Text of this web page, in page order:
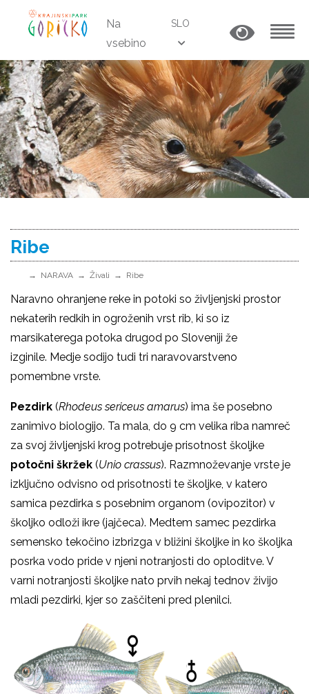
Na
vsebino
SLO
Ribe
NARAVA Živali Ribe
Naravno ohranjene reke in potoki so življenjski prostor
nekaterih redkih in ogroženih vrst rib, ki so iz
marsikaterega potoka drugod po Sloveniji že
izginile. Medje sodijo tudi tri naravovarstveno
pomembne vrste.
Pezdirk (Rhodeus sericeus amarus) ima še posebno
zanimivo biologijo. Ta mala, do 9 cm velika riba namreč
za svoj življenjski krog potrebuje prisotnost školjke
potočni škržek (Unio crassus). Razmnoževanje vrste je
izključno odvisno od prisotnosti te školjke, v katero
samica pezdirka s posebnim organom (ovipozitor) v
školjko odloži ikre (jajčeca). Medtem samec pezdirka
semensko tekočino izbrizga v bližini školjke in ko školjka
posrka vodo pride v njeni notranjosti do oploditve. V
varni notranjosti školjke nato prvih nekaj tednov živijo
mladi pezdirki, kjer so zaščiteni pred plenilci.